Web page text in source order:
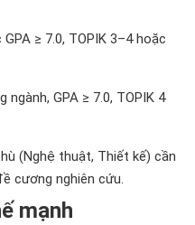
≥ 7.0, TOPIK 3–4 hoặc
GPA ≥ 7.0, TOPIK 4
(Nghệ thuật, Thiết kế) cần
cương nghiên cứu.
mạnh